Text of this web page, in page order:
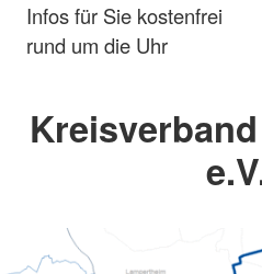
Infos für Sie kostenfrei
rund um die Uhr